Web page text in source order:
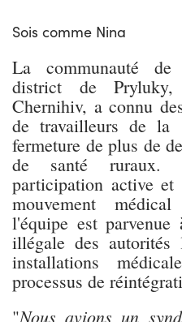
Sois comme Nina
La communauté de
district de
Chernihiv, a connu
de travailleurs de la
fermeture de plus de
de santé ruraux.
participation active
mouvement
l'équipe est
illégale des
installations
processus de
"Nous avions un